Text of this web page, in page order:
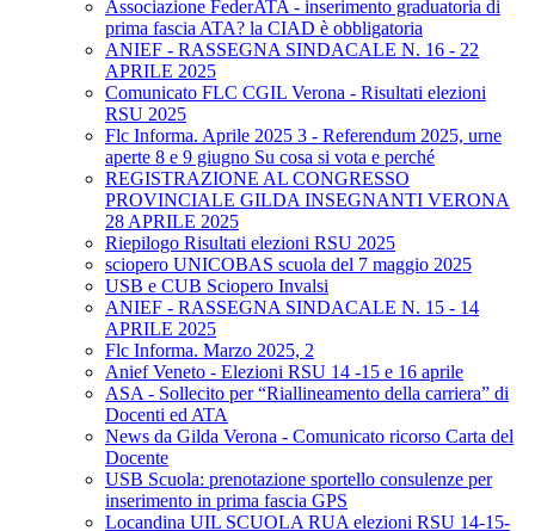
Associazione FederATA - inserimento graduatoria di
prima fascia ATA? la CIAD è obbligatoria
ANIEF - RASSEGNA SINDACALE N. 16 - 22
APRILE 2025
Comunicato FLC CGIL Verona - Risultati elezioni
RSU 2025
Flc Informa. Aprile 2025 3 - Referendum 2025, urne
aperte 8 e 9 giugno Su cosa si vota e perché
REGISTRAZIONE AL CONGRESSO
PROVINCIALE GILDA INSEGNANTI VERONA
28 APRILE 2025
Riepilogo Risultati elezioni RSU 2025
sciopero UNICOBAS scuola del 7 maggio 2025
USB e CUB Sciopero Invalsi
ANIEF - RASSEGNA SINDACALE N. 15 - 14
APRILE 2025
Flc Informa. Marzo 2025, 2
Anief Veneto - Elezioni RSU 14 -15 e 16 aprile
ASA - Sollecito per “Riallineamento della carriera” di
Docenti ed ATA
News da Gilda Verona - Comunicato ricorso Carta del
Docente
USB Scuola: prenotazione sportello consulenze per
inserimento in prima fascia GPS
Locandina UIL SCUOLA RUA elezioni RSU 14-15-